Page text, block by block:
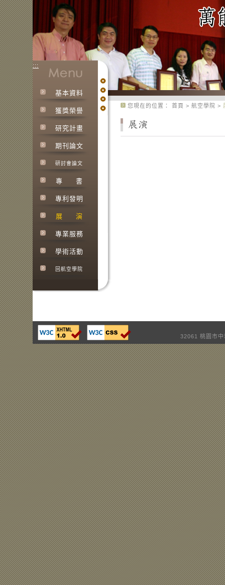
:::
基本資料
獲獎榮譽
研究計畫
期刊論文
研討會論文
專 書
專利發明
展 演
專業服務
學術活動
回航空學院
您現在的位置： 首頁 > 航空學院 >
32061 桃園市